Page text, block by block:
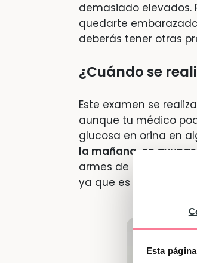
Esta
demasiado elevados.
quedarte
deberás tener otras
¿Cuándo se
Este examen se
aunque tu médico
glucosa en orina en
la mañana, en
armes de paciencia,
ya que es un